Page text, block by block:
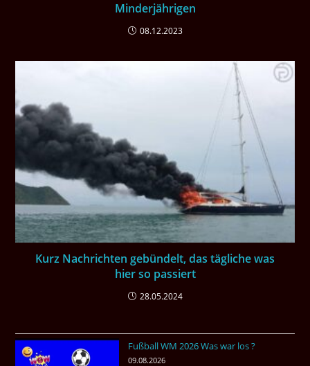
Minderjährigen
08.12.2023
Kurz Nachrichten gebündelt, das tägliche was
hier so passiert
28.05.2024
Fußball WM 2026 Was war los ?
09.08.2026